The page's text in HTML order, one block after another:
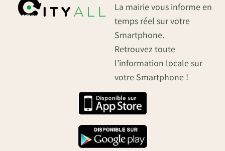
La mairie vous informe en
temps réel sur votre
Smartphone.
Retrouvez toute
l’information locale sur
votre Smartphone !